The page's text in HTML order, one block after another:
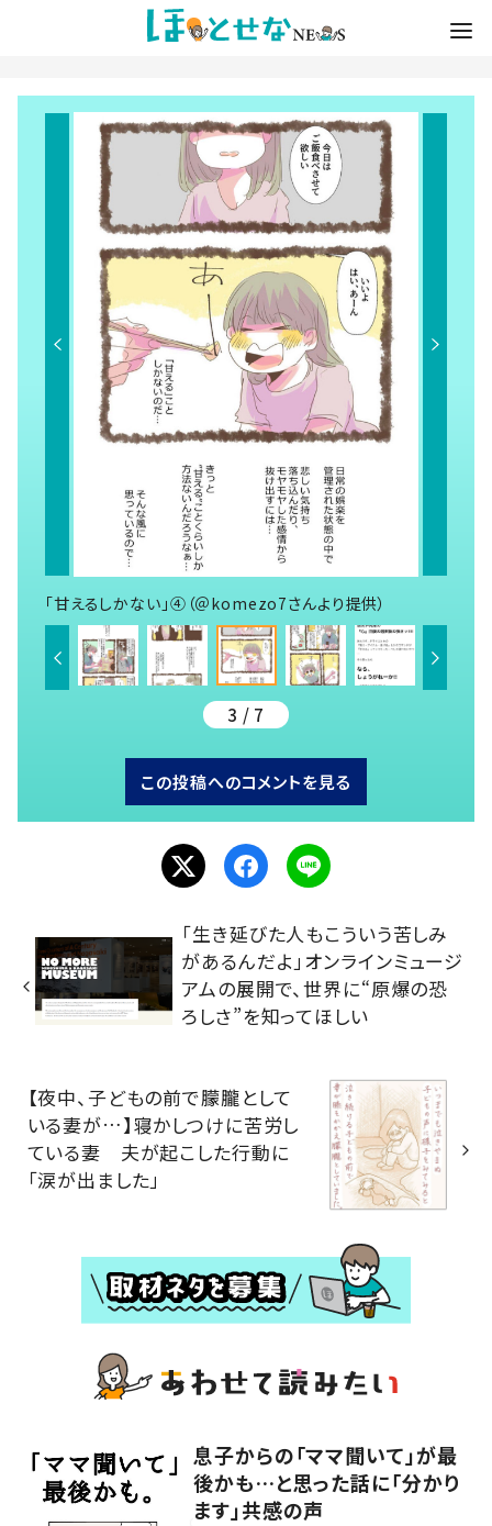
「甘えるしかない」④（＠komezo7さんより提供）
3 / 7
この投稿へのコメントを見る
「生き延びた人もこういう苦しみ
があるんだよ」オンラインミュージ
アムの展開で、世界に“原爆の恐
ろしさ”を知ってほしい
【夜中、子どもの前で朦朧として
いる妻が…】寝かしつけに苦労し
ている妻 夫が起こした行動に
「涙が出ました」
息子からの「ママ聞いて」が最
後かも…と思った話に「分かり
ます」共感の声